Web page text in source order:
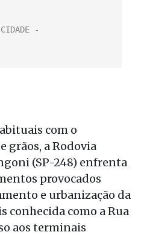
com o
grãos, a Rodovia
(SP-248) enfrenta
provocados
e urbanização da
conhecida como a Rua
aos terminais